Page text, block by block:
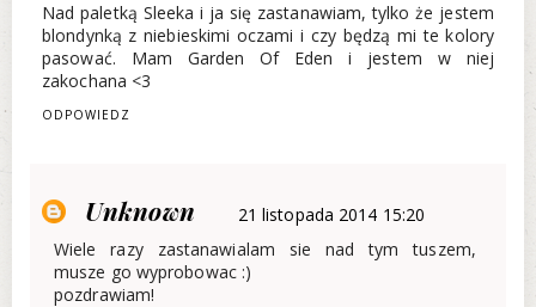
Nad paletką Sleeka i ja się zastanawiam, tylko że jestem
blondynką z niebieskimi oczami i czy będzą mi te kolory
pasować. Mam Garden Of Eden i jestem w niej
zakochana <3
ODPOWIEDZ
Unknown
21 listopada 2014 15:20
Wiele razy zastanawialam sie nad tym tuszem,
musze go wyprobowac :)
pozdrawiam!